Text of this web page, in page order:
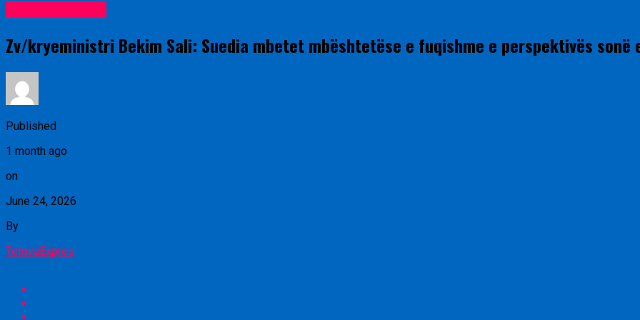
Zv/kryeministri Bekim Sali: Suedia mbetet mbështetëse e fuqishme e perspektivës sonë
Published
1 month ago
on
June 24, 2026
By
TetovaExpres